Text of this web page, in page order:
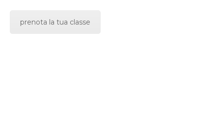
prenota la tua classe